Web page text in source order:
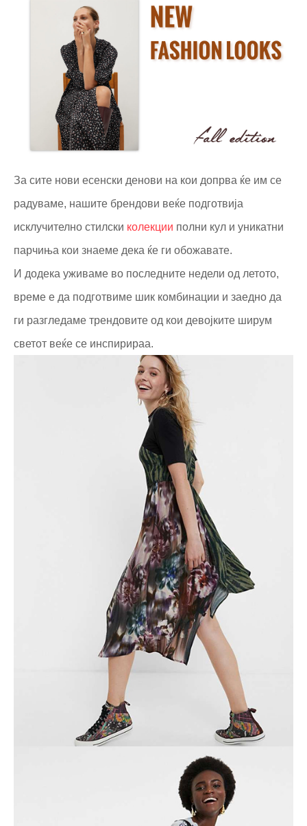
За сите нови есенски денови на кои допрва ќе им се
радуваме, нашите брендови веќе подготвија
исклучително стилски колекции полни кул и уникатни
парчиња кои знаеме дека ќе ги обожавате.
И додека уживаме во последните недели од летото,
време е да подготвиме шик комбинации и заедно да
ги разгледаме трендовите од кои девојките ширум
светот веќе се инспирираа.